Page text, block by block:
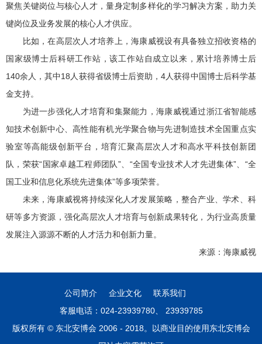
聚焦关键岗位与核心人才，量身定制多样化的学习解决方案，助力关
键岗位及业务发展的核心人才供应。
比如，在高层次人才培养上，海康威视设有具备独立招收资格的
国家级博士后科研工作站，该工作站自成立以来，累计培养博士后
140余人，其中18人获得省级博士后资助，4人获得中国博士后科学基
金支持。
为进一步强化人才培育和集聚能力，海康威视通过浙江省智能感
知技术创新中心、高性能有机光学聚合物与先进制造技术全国重点实
验室等高能级创新平台，培育汇聚高层次人才和高水平科技创新团
队，荣获“国家卓越工程师团队”、“全国专业技术人才先进集体”、“全
国工业和信息化系统先进集体”等多项荣誉。
未来，海康威视将持续深化人才发展策略，整合产业、学术、科
研等多方资源，强化高层次人才培育与创新成果转化，为行业高质量
发展注入源源不断的人才活力和创新力量。
来源：海康威视
公司简介 企业文化
联系我们
客服电话：024-23939780、 23939785
版权所有 © 东北安博会 2006 - 2018。以商业目的使用东北安博会